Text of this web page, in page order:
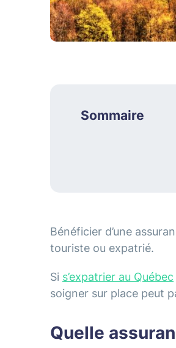
Sommaire
Bénéficier d’une
touriste ou expatrié.
Si s’expatrier au Québec
soigner sur place peut
Quelle